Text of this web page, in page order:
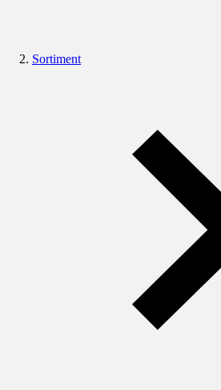
Sortiment